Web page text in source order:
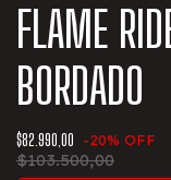
FLAME
BORDADO
$82.990,00 -20% OFF
$103.500,00